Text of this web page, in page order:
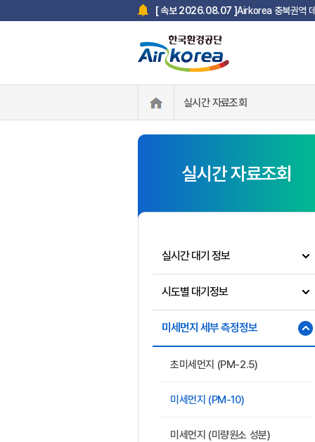
[ 속보 2026.08.07 ]Airkorea 충북권역
실시간 자료조회
실시간 자료조회
실시간 대기 정보
시도별 대기정보
미세먼지 세부 측정정보
초미세먼지 (PM-2.5)
미세먼지 (PM-10)
미세먼지 (미량원소 성분)